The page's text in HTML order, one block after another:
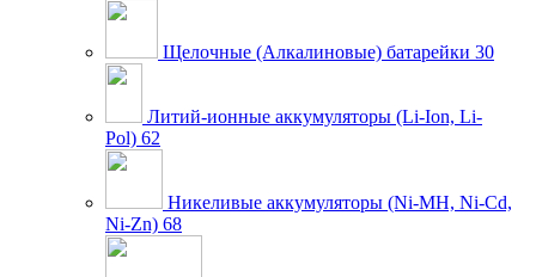
Щелочные (Алкалиновые) батарейки 30
Литий-ионные аккумуляторы (Li-Ion, Li-
Pol) 62
Никеливые аккумуляторы (Ni-MH, Ni-Cd,
Ni-Zn) 68